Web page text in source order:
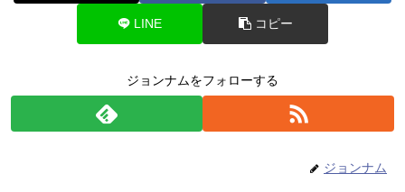
LINE コピー
ジョンナムをフォローする
ジョンナム